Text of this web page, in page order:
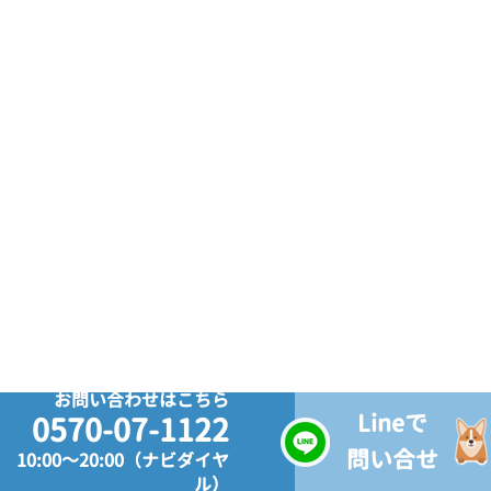
お問い合わせはこちら
0570-07-1122
10:00～20:00（ナビダイヤ
ル）
Lineで
問い合せ